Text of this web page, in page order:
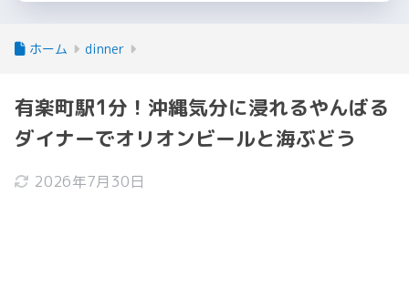
ホーム dinner
有楽町駅1分！沖縄気分に浸れるやんばる
ダイナーでオリオンビールと海ぶどう
2026年7月30日